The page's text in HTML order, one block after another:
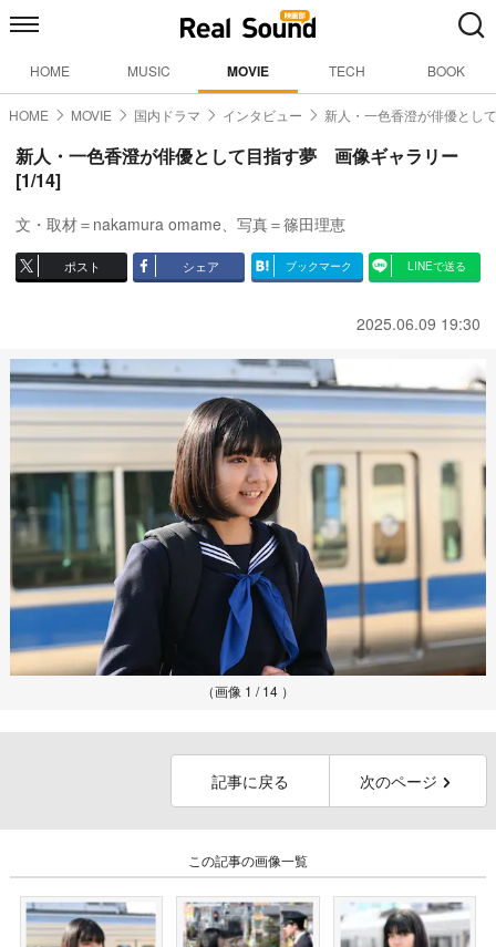
HOME MUSIC MOVIE TECH BOOK
HOME MOVIE 国内ドラマ インタビュー 新人・一色香澄が俳優とし
新人・一色香澄が俳優として目指す夢 画像ギャラリー
[1/14]
文・取材＝nakamura omame、写真＝篠田理恵
ポスト シェア ブックマーク LINEで送る
2025.06.09 19:30
（画像 1 / 14 ）
記事に戻る 次のページ
この記事の画像一覧